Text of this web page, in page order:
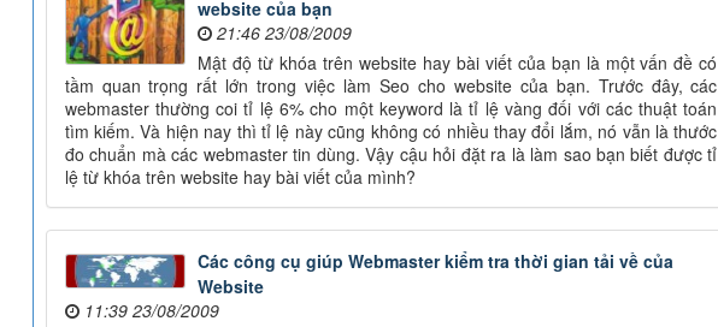
website của bạn
21:46 23/08/2009
Mật độ từ khóa trên website hay bài viết của bạn là một vấn đề có
tầm quan trọng rất lớn trong việc làm Seo cho website của bạn. Trước đây, các
webmaster thường coi tỉ lệ 6% cho một keyword là tỉ lệ vàng đối với các thuật toán
tìm kiếm. Và hiện nay thì tỉ lệ này cũng không có nhiều thay đổi lắm, nó vẫn là thước
đo chuẩn mà các webmaster tin dùng. Vậy cậu hỏi đặt ra là làm sao bạn biết được tỉ
lệ từ khóa trên website hay bài viết của mình?
Các công cụ giúp Webmaster kiểm tra thời gian tải về của
Website
11:39 23/08/2009